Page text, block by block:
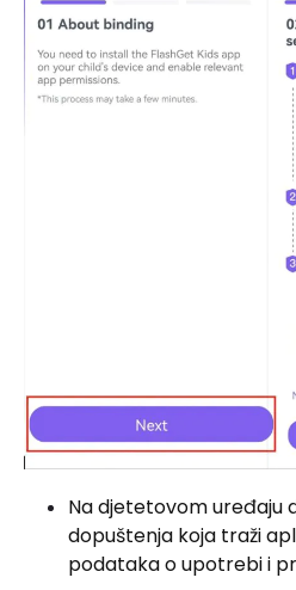
Na djetetovom
dopuštenja koja traži
podataka o upotrebi i